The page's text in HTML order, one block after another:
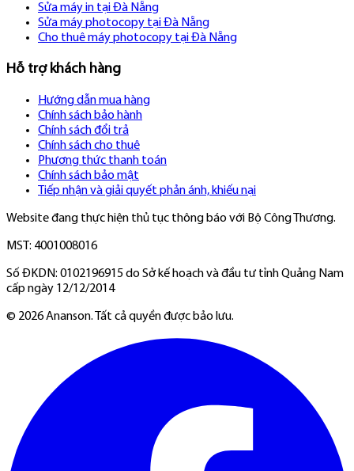
Sửa máy in tại Đà Nẵng
Sửa máy photocopy tại Đà Nẵng
Cho thuê máy photocopy tại Đà Nẵng
Hỗ trợ khách hàng
Hướng dẫn mua hàng
Chính sách bảo hành
Chính sách đổi trả
Chính sách cho thuê
Phương thức thanh toán
Chính sách bảo mật
Tiếp nhận và giải quyết phản ánh, khiếu nại
Website đang thực hiện thủ tục thông báo với Bộ Công Thương.
MST: 4001008016
Số ĐKDN: 0102196915 do Sở kế hoạch và đầu tư tỉnh Quảng Nam
cấp ngày 12/12/2014
© 2026Ananson. Tất cả quyền được bảo lưu.